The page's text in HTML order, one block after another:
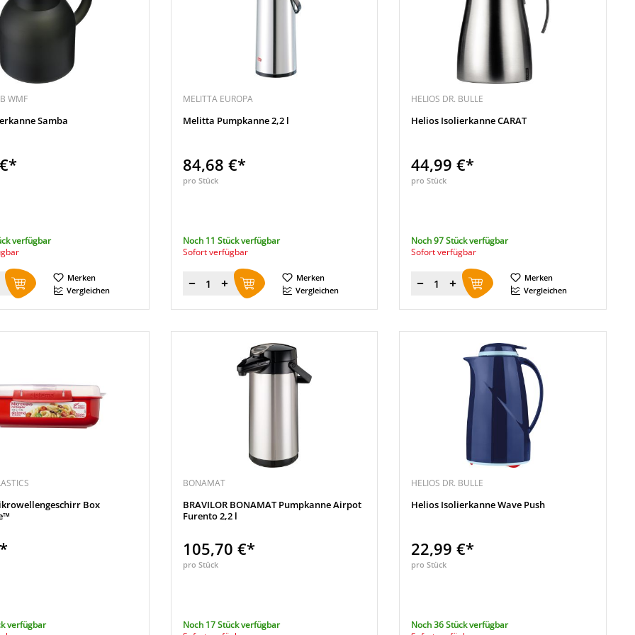
WMF
Samba
verfügbar
Merken
Vergleichen
MELITTA EUROPA
Melitta Pumpkanne 2,2 l
84,68 €*
pro Stück
Noch 11 Stück verfügbar
Sofort verfügbar
Menge
Merken
Vergleichen
HELIOS DR. BULLE
Helios Isolierkanne CARAT
44,99 €*
pro Stück
Noch 97 Stück verfügbar
Sofort verfügbar
Menge
Merken
Vergleichen
Box
verfügbar
BONAMAT
BRAVILOR BONAMAT Pumpkanne Airpot
Furento 2,2 l
105,70 €*
pro Stück
Noch 17 Stück verfügbar
HELIOS DR. BULLE
Helios Isolierkanne Wave Push
22,99 €*
pro Stück
Noch 36 Stück verfügbar